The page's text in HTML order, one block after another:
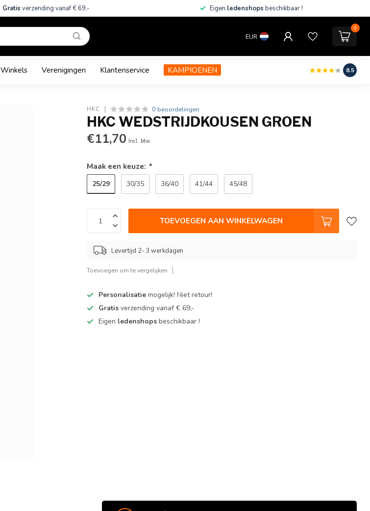
Gratis verzending vanaf € 69,- Eigen ledenshops beschikbaar !
EUR
0
Winkels Verenigingen Klantenservice KAMPIOENEN 8.5
HKC 0 beoordelingen
HKC WEDSTRIJDKOUSEN GROEN
€11,70 Incl. btw
Maak een keuze: *
25/29 30/35 36/40 41/44 45/48
TOEVOEGEN AAN WINKELWAGEN
Levertijd 2- 3 werkdagen
Toevoegen om te vergelijken
Personalisatie mogelijk! Niet retour!
Gratisverzending vanaf € 69,-
Eigen ledenshopsbeschikbaar !